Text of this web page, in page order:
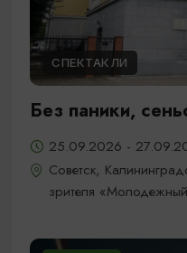
СПЕКТАКЛИ
Без паники,
25.09.2026 -
Советск,
зрителя